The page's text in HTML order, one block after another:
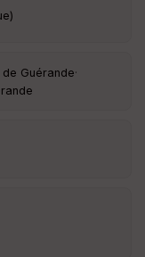
de Guérande·